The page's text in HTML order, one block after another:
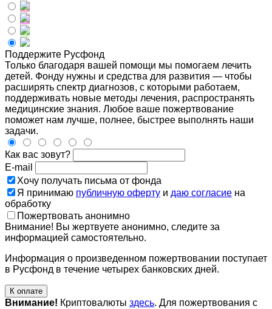
Поддержите Русфонд
Только благодаря вашей помощи мы помогаем лечить
детей. Фонду нужны и средства для развития — чтобы
расширять спектр диагнозов, с которыми работаем,
поддерживать новые методы лечения, распространять
медицинские знания. Любое ваше пожертвование
поможет нам лучше, полнее, быстрее выполнять наши
задачи.
Как вас зовут?
E-mail
Хочу получать письма от фонда
Я принимаю публичную оферту и даю согласие на
обработку
Пожертвовать анонимно
Внимание! Вы жертвуете анонимно, следите за
информацией самостоятельно.
Информация о произведенном пожертвовании поступает
в Русфонд в течение четырех банковских дней.
К оплате
Внимание! Криптовалюты здесь. Для пожертвования с